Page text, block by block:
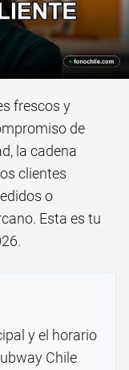
frescos y
de
la cadena
clientes
o
Esta es tu
y el horario
Chile